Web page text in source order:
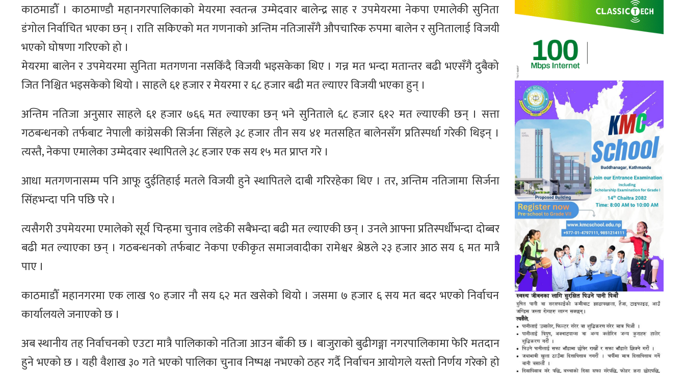
काठमाडौँ । काठमाण्डौ महानगरपालिकाको मेयरमा स्वतन्त्र उम्मेदवार बालेन्द्र साह र उपमेयरमा नेकपा एमालेकी सुनिता
डंगोल निर्वाचित भएका छन् । राति सकिएको मत गणनाको अन्तिम नतिजासँगै औपचारिक रुपमा बालेन र सुनितालाई विजयी
भएको घोषणा गरिएको हो ।
मेयरमा बालेन र उपमेयरमा सुनिता मतगणना नसकिँदै विजयी भइसकेका थिए । गन्न मत भन्दा मतान्तर बढी भएसँगै दुबैको
जित निश्चित भइसकेको थियो । साहले ६१ हजार र मेयरमा र ६८ हजार बढी मत ल्याएर विजयी भएका हुन् ।
अन्तिम नतिजा अनुसार साहले ६१ हजार ७६६ मत ल्याएका छन् भने सुनिताले ६८ हजार ६१२ मत ल्याएकी छन् । सत्ता
गठबन्धनको तर्फबाट नेपाली कांग्रेसकी सिर्जना सिंहले ३८ हजार तीन सय ४१ मतसहित बालेनसँग प्रतिस्पर्धा गरेकी थिइन् ।
त्यस्तै, नेकपा एमालेका उम्मेदवार स्थापितले ३८ हजार एक सय १५ मत प्राप्त गरे ।
आधा मतगणनासम्म पनि आफू दुईतिहाई मतले विजयी हुने स्थापितले दाबी गरिरहेका थिए । तर, अन्तिम नतिजामा सिर्जना
सिंहभन्दा पनि पछि परे ।
त्यसैगरी उपमेयरमा एमालेको सूर्य चिन्हमा चुनाव लडेकी सबैभन्दा बढी मत ल्याएकी छन् । उनले आफ्ना प्रतिस्पर्धीभन्दा दोब्बर
बढी मत ल्याएका छन् । गठबन्धनको तर्फबाट नेकपा एकीकृत समाजवादीका रामेश्वर श्रेष्ठले २३ हजार आठ सय ६ मत मात्रै
पाए ।
काठमाडौँ महानगरमा एक लाख ९० हजार नौ सय ६२ मत खसेको थियो । जसमा ७ हजार ६ सय मत बदर भएको निर्वाचन
कार्यालयले जनाएको छ ।
अब स्थानीय तह निर्वाचनको एउटा मात्रै पालिकाको नतिजा आउन बाँकी छ । बाजुराको बुढीगङ्गा नगरपालिकामा फेरि मतदान
हुने भएको छ । यही वैशाख ३० गते भएकाे पालिका चुनाव निष्पक्ष नभएको ठहर गर्दै निर्वाचन आयोगले यस्ताे निर्णय गरेकाे हाे